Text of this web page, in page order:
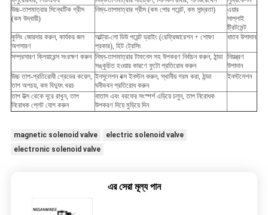
উচ্চ-তাপমাত্রার সিন্থেটিক গ্রীস
(কম উদ্বায়ী)
নিম্ন-তাপমাত্রার গ্রীস (কম পোর পয়েন্ট, কম সান্দ্রতা)
এয়ার
সাপ্লাই
ট্রিটমেন্ট
কুলিং জোরদার করুন, কার্যকর জল
অপসারণ
আল্ট্রা-লো ডিউ পয়েন্ট ড্রাইং (রেফ্রিজারেশন + শোষণ
প্রকার), হিট ট্রেসিং
ধাতব উপাদান
সম্প্রসারণ ক্লিয়ারেন্স সংরক্ষণ করুন নিম্ন-তাপমাত্রার টাফনেস সহ উপকরণ নির্বাচন করুন, ঠান্ডা
সঙ্কুচিত হওয়ার কারণে ফুটো প্রতিরোধ করুন
নিয়ন্ত্রণ
উপাদান
উচ্চ তাপ-প্রতিরোধী গ্রেডের কয়েল,
তাপ অপচয়, কম বিদ্যুৎ খরচ
ইনসুলেশন বক্স ইনস্টল করুন, স্থানীয় গরম করা, ঠান্ডা
ঘনীভবন প্রতিরোধ করুন
ইনস্টলেশন
তাপ উত্স থেকে দূরে রাখুন, তাপ
নিরোধক প্লেট যোগ করুন
বাতাস এবং বরফের সংস্পর্শ এড়িয়ে চলুন, তাপ নিরোধক
উপকরণ দিয়ে মুড়িয়ে দিন
magnetic solenoid valve
electric solenoid valve
electronic solenoid valve
এর সেরা মূল্য পান